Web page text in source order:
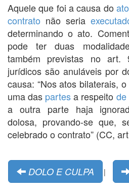
Aquele que foi a causa do
contrato não seria
determinando o ato.
pode ter duas
também previstas no
jurídicos são anuláveis por
causa: “Nos atos bilaterais,
uma das partesa respeito de
a outra parte haja
dolosa, provando-se que,
celebrado o contrato” (CC,
DOLO E CULPA |